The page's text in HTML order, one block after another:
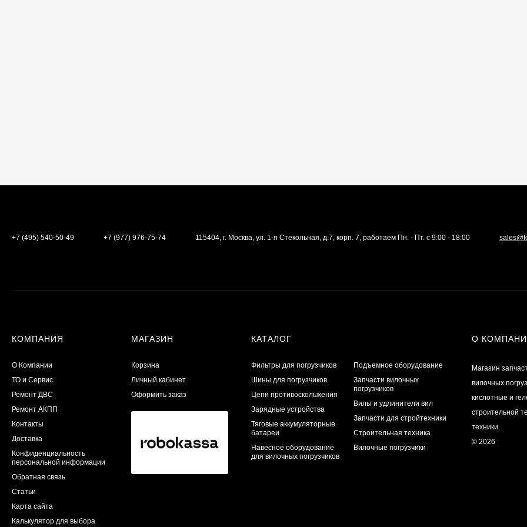
+7 (495) 540-50-49 +7 (977) 976-75-74 115404, г. Москва, ул. 1-я Стекольная, д.7, корп. 7, работаем Пн. - Пт. с 9:00 - 18:00
КОМПАНИЯ
О Компании
ТО и Сервис
​Ремонт ДВС
Ремонт АКПП
Контакты
Доставка
Конфиденциальность
персональной информации
Обратная связь
Статьи
Карта сайта
Калькулятор для выбора
МАГАЗИН
Корзина
Личный кабинет
Оформить заказ
КАТАЛОГ
Фильтры для погрузчиков
Шины для погрузчиков
Цепи противоскольжения
Зарядные устройства
Тяговые аккумуляторные
батареи
Навесное оборудование
для вилочных погрузчиков
Подъемное оборудование
Запчасти вилочных
погрузчиков
Вилы и удлинители вил
Запчасти для стройтехники
Строительная техника
Вилочные погрузчики
О
Магазин
вилочных
кислотные и
строительной
техники.
© 2026